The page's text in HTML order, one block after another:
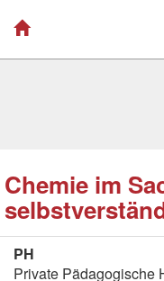
Chemie im
PH
Private Pädagogische